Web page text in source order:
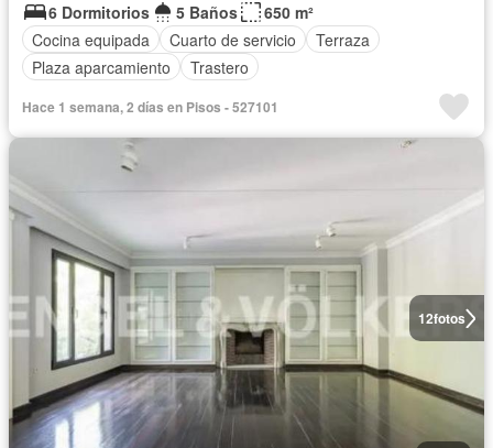
6 Dormitorios
5 Baños
650 m²
Cocina equipada
Cuarto de servicio
Terraza
Plaza aparcamiento
Trastero
Hace 1 semana, 2 días en Pisos - 527101
12fotos